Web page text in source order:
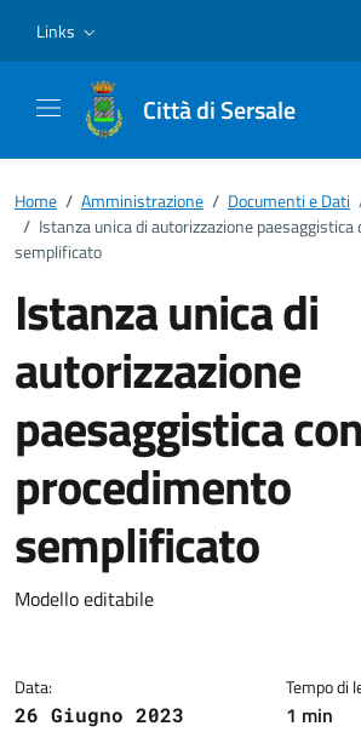
Links
Città di Sersale
Home / Amministrazione / Documenti e Dati
/ Istanza unica di autorizzazione
semplificato
Istanza unica di
autorizzazione
paesaggistica con
procedimento
semplificato
Dettagli del
Modello editabile
Data:
26 Giugno 2023
Tempo di
1 min